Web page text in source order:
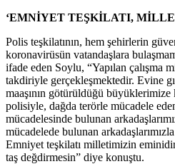
‘EMNİYET TEŞKİLATI,
Polis teşkilatının, hem şehirlerin
koronavirüsün vatandaşlara
ifade eden Soylu, “Yapılan çalışma
takdiriyle gerçekleşmektedir. Evine
maaşının götürüldüğü
polisiyle, dağda terörle mücadele
mücadelesinde bulunan
mücadelede bulunan
Emniyet teşkilatı milletimizin
taş değdirmesin” diye konuştu.